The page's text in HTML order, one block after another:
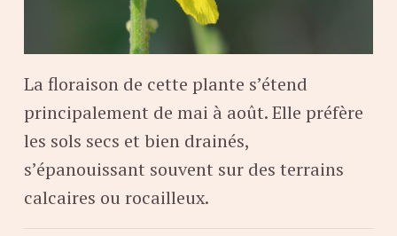
La floraison de cette plante s’étend
principalement de mai à août. Elle préfère
les sols secs et bien drainés,
s’épanouissant souvent sur des terrains
calcaires ou rocailleux.